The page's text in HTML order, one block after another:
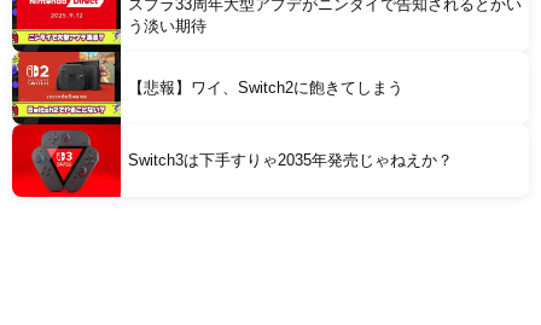
スプラ33周年大型アプデがニンダイで告知されるとかい
う淡い期待
【悲報】ワイ、Switch2に飽きてしまう
Switch3は下手すりゃ2035年発売じゃねえか？